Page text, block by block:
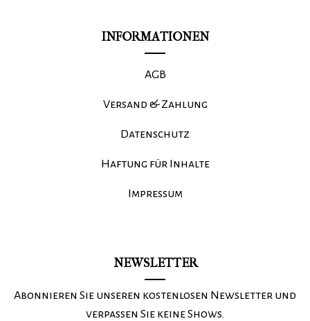
NEWSLETTER
Abonnieren Sie unseren kostenlosen Newsletter und
verpassen Sie keine Shows.
INFORMATIONEN
AGB
Versand & Zahlung
Datenschutz
Haftung für Inhalte
Impressum